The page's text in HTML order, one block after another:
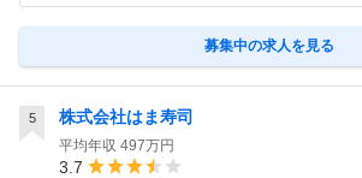
募集中の求人を見る
5 株式会社はま寿司
平均年収 497万円
3.7